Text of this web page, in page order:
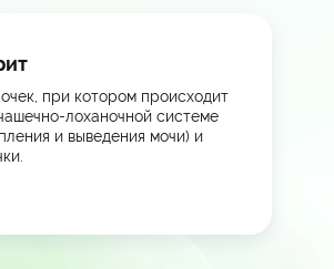
при котором происходит
лоханочной системе
и выведения мочи) и